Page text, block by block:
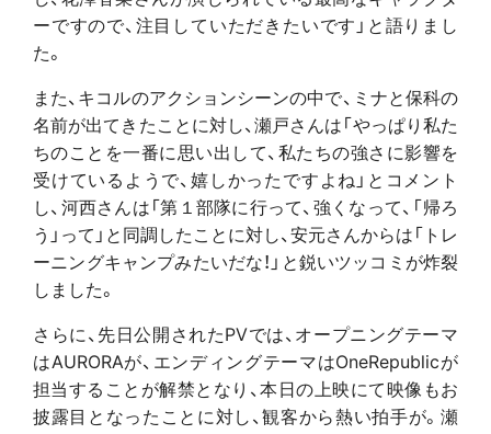
ーですので、注目していただきたいです」と語りまし
た。
また、キコルのアクションシーンの中で、ミナと保科の
名前が出てきたことに対し、瀬戸さんは「やっぱり私た
ちのことを一番に思い出して、私たちの強さに影響を
受けているようで、嬉しかったですよね」とコメント
し、河西さんは「第１部隊に行って、強くなって、「帰ろ
う」って」と同調したことに対し、安元さんからは「トレ
ーニングキャンプみたいだな！」と鋭いツッコミが炸裂
しました。
さらに、先日公開されたPVでは、オープニングテーマ
はAURORAが、エンディングテーマはOneRepublicが
担当することが解禁となり、本日の上映にて映像もお
披露目となったことに対し、観客から熱い拍手が。瀬